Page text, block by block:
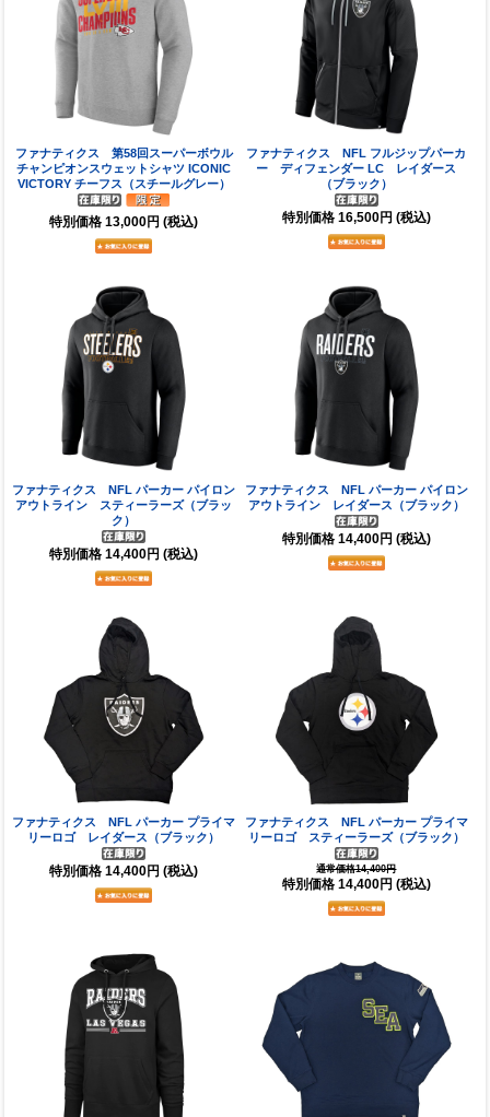
ファナティクス 第58回スーパーボウル
チャンピオンスウェットシャツ ICONIC
VICTORY チーフス（スチールグレー）
特別価格 13,000円 (税込)
ファナティクス NFL フルジップパーカ
ー ディフェンダー LC レイダース
（ブラック）
特別価格 16,500円 (税込)
ファナティクス NFL パーカー パイロン
アウトライン スティーラーズ（ブラッ
ク）
特別価格 14,400円 (税込)
ファナティクス NFL パーカー パイロン
アウトライン レイダース（ブラック）
特別価格 14,400円 (税込)
ファナティクス NFL パーカー プライマ
リーロゴ レイダース（ブラック）
特別価格 14,400円 (税込)
ファナティクス NFL パーカー プライマ
リーロゴ スティーラーズ（ブラック）
通常価格14,400円
特別価格 14,400円 (税込)